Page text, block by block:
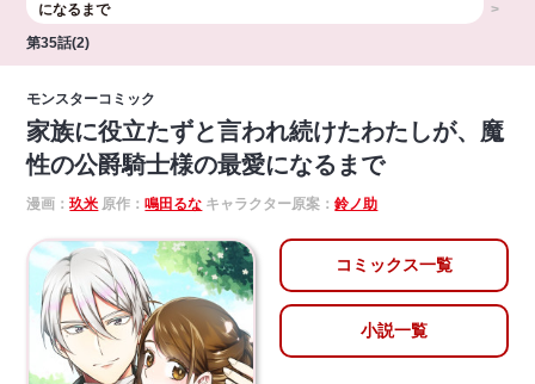
になるまで
第35話(2)
モンスターコミック
家族に役立たずと言われ続けたわたしが、魔
性の公爵騎士様の最愛になるまで
漫画：玖米 原作：鳴田るな キャラクター原案：鈴ノ助
コミックス一覧
小説一覧